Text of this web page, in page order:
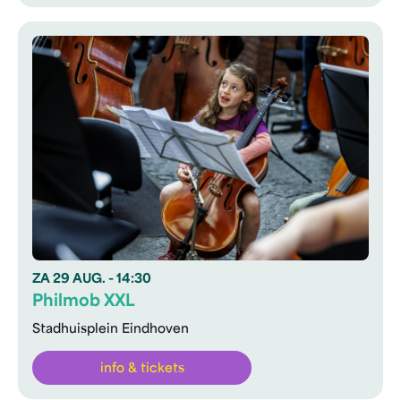
ZA 29 AUG. - 14:30
Stadhuisplein Eindhoven
Philmob XXL
info & tickets